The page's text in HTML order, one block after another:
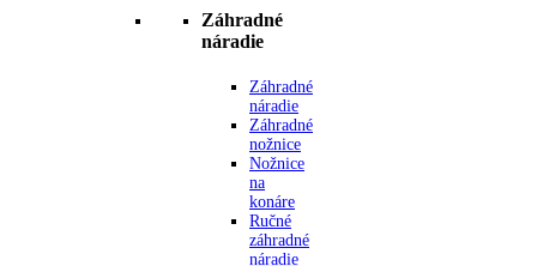
Záhradné
náradie
Záhradné
náradie
Záhradné
nožnice
Nožnice
na
konáre
Ručné
záhradné
náradie